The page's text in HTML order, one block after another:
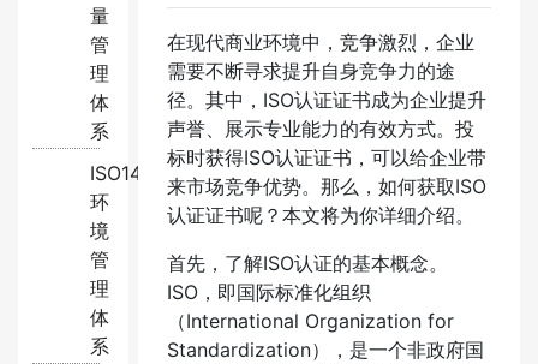
量
管
理
体
系
ISO14001:2015
环
境
管
理
体
系
在现代商业环境中，竞争激烈，企业
需要不断寻求提升自身竞争力的途
径。其中，ISO认证证书成为企业提升
声誉、展示专业能力的有效方式。投
标时获得ISO认证证书，可以给企业带
来市场竞争优势。那么，如何获取ISO
认证证书呢？本文将为你详细介绍。
首先，了解ISO认证的基本概念。
ISO，即国际标准化组织
（International Organization for
Standardization），是一个非政府国